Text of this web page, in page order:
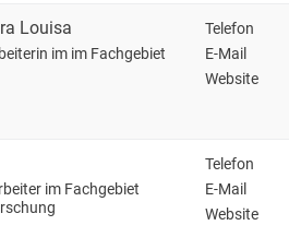
Louisa
im im Fachgebiet
Telefon
E-Mail
Website
im Fachgebiet
Telefon
E-Mail
Website